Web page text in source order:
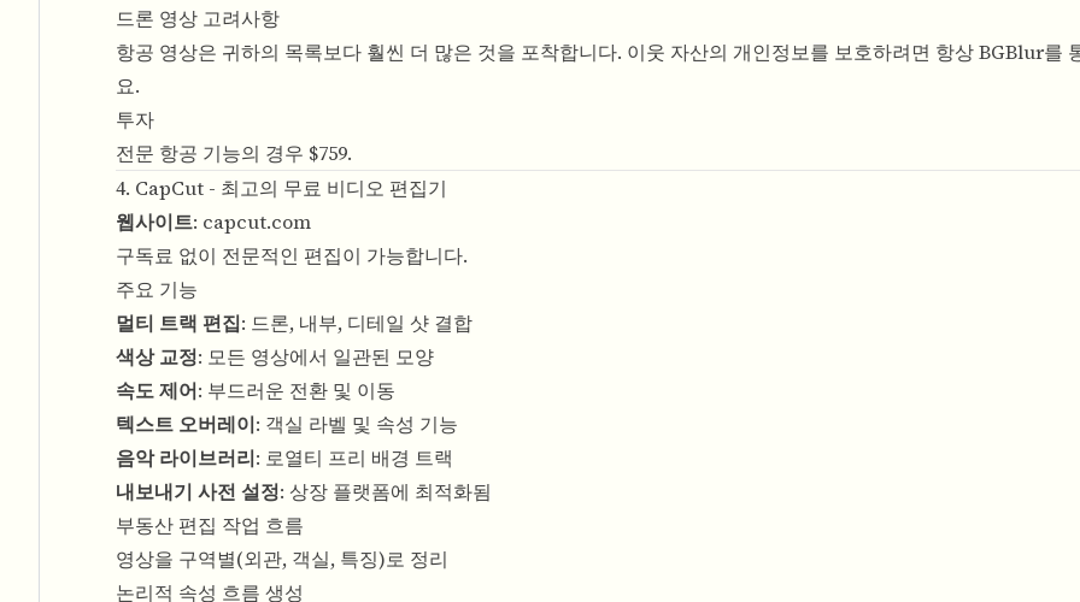
드론 영상 고려사항
항공 영상은 귀하의 목록보다 훨씬 더 많은 것을 포착합니다. 이웃 자산의 개인정보를 보호하려면 항상 BGBlur를
요.
투자
전문 항공 기능의 경우 $759.
4. CapCut - 최고의 무료 비디오 편집기
웹사이트: capcut.com
구독료 없이 전문적인 편집이 가능합니다.
주요 기능
멀티 트랙 편집: 드론, 내부, 디테일 샷 결합
색상 교정: 모든 영상에서 일관된 모양
속도 제어: 부드러운 전환 및 이동
텍스트 오버레이: 객실 라벨 및 속성 기능
음악 라이브러리: 로열티 프리 배경 트랙
내보내기 사전 설정: 상장 플랫폼에 최적화됨
부동산 편집 작업 흐름
영상을 구역별(외관, 객실, 특징)로 정리
논리적 속성 흐름 생성